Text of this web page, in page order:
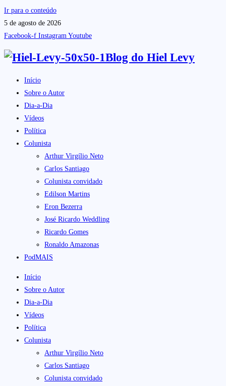
Ir para o conteúdo
5 de agosto de 2026
Facebook-f Instagram Youtube
Blog do Hiel Levy
Início
Sobre o Autor
Dia-a-Dia
Vídeos
Política
Colunista
Arthur Virgílio Neto
Carlos Santiago
Colunista convidado
Edilson Martins
Eron Bezerra
José Ricardo Weddling
Ricardo Gomes
Ronaldo Amazonas
PodMAIS
Início
Sobre o Autor
Dia-a-Dia
Vídeos
Política
Colunista
Arthur Virgílio Neto
Carlos Santiago
Colunista convidado